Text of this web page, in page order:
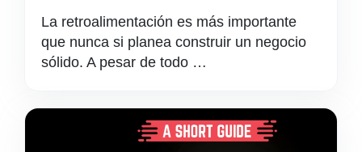
La retroalimentación es más importante
que nunca si planea construir un negocio
sólido. A pesar de todo …